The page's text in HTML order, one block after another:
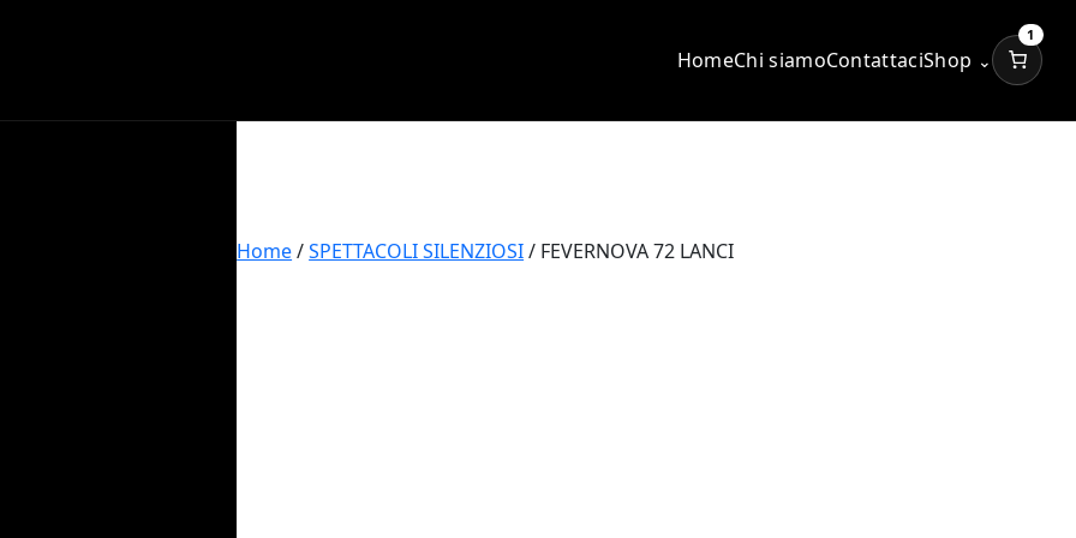
HomeChi siamoContattaciShop ⌄
1
Home/SPETTACOLI SILENZIOSI/ FEVERNOVA 72 LANCI